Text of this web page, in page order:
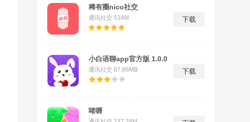
稀有圈nico社交
通讯社交 534M 下载
小白语聊app官方版 1.0.0
通讯社交 87.86MB 下载
啫喱